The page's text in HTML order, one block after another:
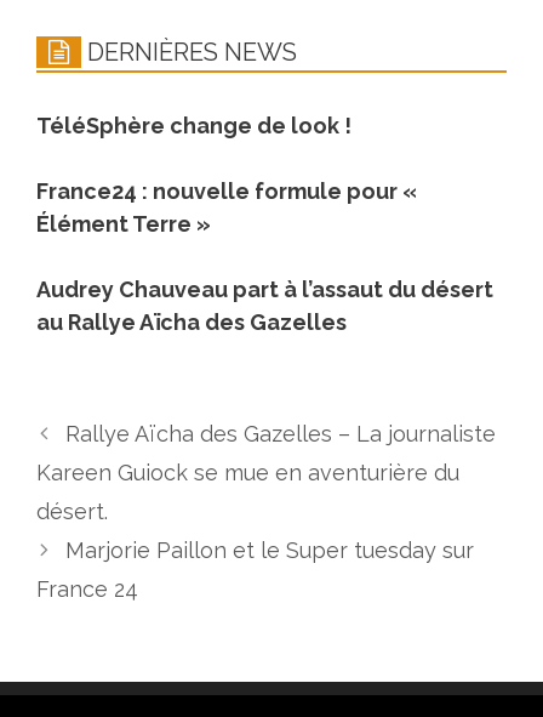
DERNIÈRES NEWS
TéléSphère change de look !
France24 : nouvelle formule pour «
Élément Terre »
Audrey Chauveau part à l’assaut du désert
au Rallye Aïcha des Gazelles
Rallye Aïcha des Gazelles – La journaliste
Kareen Guiock se mue en aventurière du
désert.
Marjorie Paillon et le Super tuesday sur
France 24